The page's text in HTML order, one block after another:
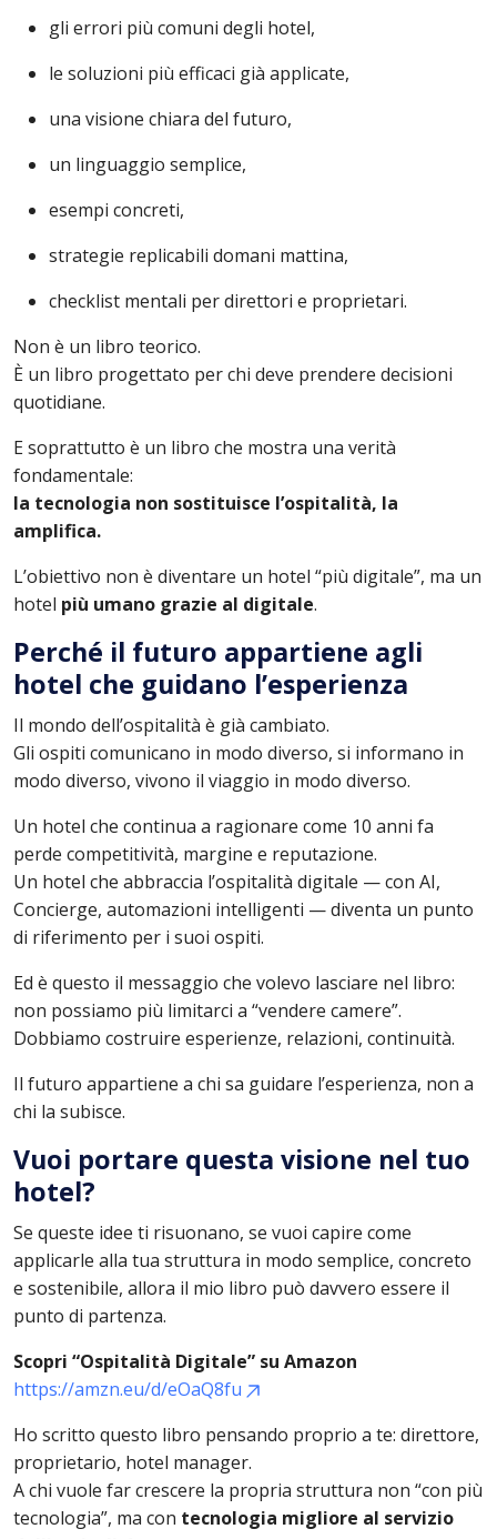
gli errori più comuni degli hotel,
le soluzioni più efficaci già applicate,
una visione chiara del futuro,
un linguaggio semplice,
esempi concreti,
strategie replicabili domani mattina,
checklist mentali per direttori e proprietari.
Non è un libro teorico.
È un libro progettato per chi deve prendere decisioni
quotidiane.
E soprattutto è un libro che mostra una verità
fondamentale:
la tecnologia non sostituisce l’ospitalità, la
amplifica.
L’obiettivo non è diventare un hotel “più digitale”, ma un
hotel più umano grazie al digitale.
Perché il futuro appartiene agli
hotel che guidano l’esperienza
Il mondo dell’ospitalità è già cambiato.
Gli ospiti comunicano in modo diverso, si informano in
modo diverso, vivono il viaggio in modo diverso.
Un hotel che continua a ragionare come 10 anni fa
perde competitività, margine e reputazione.
Un hotel che abbraccia l’ospitalità digitale — con AI,
Concierge, automazioni intelligenti — diventa un punto
di riferimento per i suoi ospiti.
Ed è questo il messaggio che volevo lasciare nel libro:
non possiamo più limitarci a “vendere camere”.
Dobbiamo costruire esperienze, relazioni, continuità.
Il futuro appartiene a chi sa guidare l’esperienza, non a
chi la subisce.
Vuoi portare questa visione nel tuo
hotel?
Se queste idee ti risuonano, se vuoi capire come
applicarle alla tua struttura in modo semplice, concreto
e sostenibile, allora il mio libro può davvero essere il
punto di partenza.
Scopri “Ospitalità Digitale” su Amazon
https://amzn.eu/d/eOaQ8fu
Ho scritto questo libro pensando proprio a te: direttore,
proprietario, hotel manager.
A chi vuole far crescere la propria struttura non “con più
tecnologia”, ma con tecnologia migliore al servizio